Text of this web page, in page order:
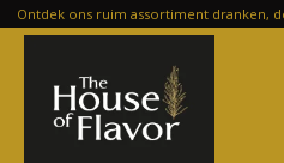
Ontdek ons ruim assortiment dranken,